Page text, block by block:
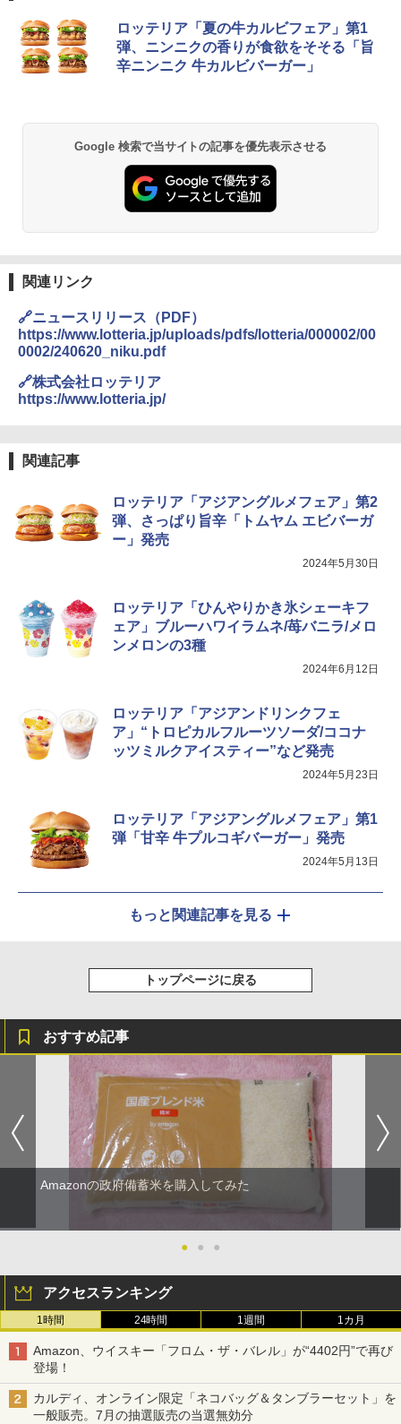
1
チキンラーメン どんぶり 85g×12個 日清
食品 インスタント カップ麺
￥1,939
【公式】ブタメン とんこつ味 35g×15個
麺 小腹 インスタント アウトドアにも ロ
ーリングストック 大人買い おやつカン
パニー
￥1,288
ーフードヌードル 高たんぱく&低糖質 さ
らに塩分控えめ 78g×12個
マルちゃん マルちゃんZUBAAAN! 横浜
家系醤油豚骨 3食パック 130g×3食
￥341
1
[山善] スチームオーブンレンジ 25L 一人
暮らし 二人暮らし フラットテーブル ス
チーム調理 自動メニュー19種搭載 角皿
付き ブラック MRK-F250TSV(B)
シャープ 過熱水蒸気 オーブンレンジ 26
L コンベクション 2段調理 ホワイト RE-
SS26B-W
￥32,800
レンジ 省エネ 高効率 15L 一人暮らし 二
人暮らし フラットテーブル グレー YRZ-
WF150TV(H) + 炊飯器 5.5合 マイコン式
低温調理 AMRC-10M(B) ブラック
￥34,280
4
ジ 赤外線センサー ノンフライ調理 簡単
お手入れ 小型 新生活 一人暮らし 二人暮
らし ファミリー
5
シャープ ウォーターオーブン ヘルシオ
AX-XJ1-B ブラック 30L 2段調理 コンベ
ロッテリア「夏の牛カルビフェア」第1
弾、ニンニクの香りが食欲をそそる「旨
辛ニンニク 牛カルビバーガー」
Google 検索で当サイトの記事を優先表示させる
関連リンク
🔗ニュースリリース（PDF）
https://www.lotteria.jp/uploads/pdfs/lotteria/000002/00
0002/240620_niku.pdf
🔗株式会社ロッテリア
https://www.lotteria.jp/
関連記事
ロッテリア「アジアングルメフェア」第2
弾、さっぱり旨辛「トムヤム エビバーガ
ー」発売
2024年5月30日
ロッテリア「ひんやりかき氷シェーキフ
ェア」ブルーハワイラムネ/苺バニラ/メロ
ンメロンの3種
2024年6月12日
ロッテリア「アジアンドリンクフェ
ア」“トロピカルフルーツソーダ/ココナ
ッツミルクアイスティー”など発売
2024年5月23日
ロッテリア「アジアングルメフェア」第1
弾「甘辛 牛プルコギバーガー」発売
2024年5月13日
もっと関連記事を見る
トップページに戻る
おすすめ記事
Amazonの政府備蓄米を購入してみた
● ● ●
アクセスランキング
1時間 24時間 1週間 1カ月
Amazon、ウイスキー「フロム・ザ・バレル」が“4402円”で再び
登場！
カルディ、オンライン限定「ネコバッグ＆タンブラーセット」を
一般販売。7月の抽選販売の当選無効分